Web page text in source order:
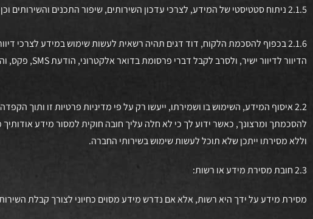
2.1.5 ניתוח סטטיסטי של המידע, לצרכי עדכון השירותים, שיפור התכנים והשירותים וכן פיתוח והוספת תכנים ושירותים חדשים.
2.1.6 בכפוף להסכמת הלקוח, דוד דגים תהיה רשאית לעשות שימוש במידע לצרכי
הדיוור לדיוור ישיר, ולסרב לקבל דברי פרסומת בדואר אלקטרוני, הודעת SMS, פקס, והודעת טלפון מוקלטת באמצעות פנייה באחת הדרכים המפורטות בהמשך.
2.2 איסוף המידע, השימוש בו ושמירתו, ייעשו רק על פי מדיניות פרטיות זו ותוך
להסכמתך ומרצונך, כאשר ידוע לך כי לא חלה עליך חובה חוקית למסור מידע
וללא מסירתו ייתכן שלא תוכל לעשות שימוש בשירותי החברה.
2.3 חובת מסירת מידע או רשות:
מסירת מידע על ידך היא רשות, אלא אם נדרש מידע מסוים כחיוני לצורך קבלת